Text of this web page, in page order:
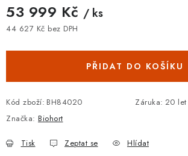
53 999 Kč / ks
44 627 Kč bez DPH
PŘIDAT DO KOŠÍKU
Kód zboží: BH84020 Záruka: 20 let
Značka: Biohort
Tisk Zeptat se Hlídat